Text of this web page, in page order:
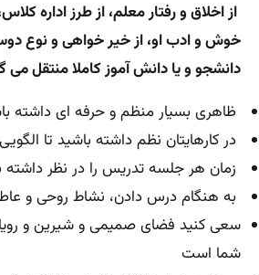
از اخلاق و رفتار معلم، از طرز اداره
خوش و ادب او، از خیر خواهی و نوع
دانشجو و یا دانش آموز کاملا منتقل می
ظاهری بسیار منظم و حرفه ای داشته
در کارهایتان نظم داشته باشید تا
زمان هر جلسه تدریس را در نظر
به هنگام درس دادن، نشاط روحی و
سعی کنید فضای صمیمی و شیرین و
شما است